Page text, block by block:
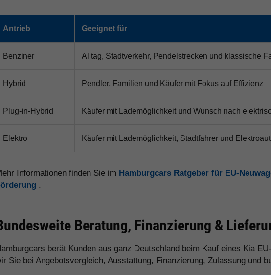
Antrieb Geeignet für
Benziner Alltag, Stadtverkehr, Pendelstrecken und klassische
Hybrid Pendler, Familien und Käufer mit Fokus auf Effizienz
Plug-in-Hybrid Käufer mit Lademöglichkeit und Wunsch nach
Elektro Käufer mit Lademöglichkeit, Stadtfahrer und
Informationen finden Sie im Hamburgcars Ratgeber für EU-
.
Beratung, Finanzierung &
berät Kunden aus ganz Deutschland beim Kauf eines Kia
Sie bei Angebotsvergleich, Ausstattung, Finanzierung, Zulassung und